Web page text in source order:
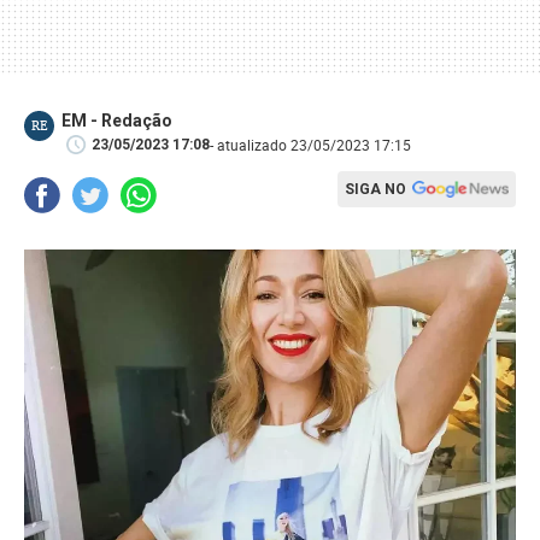
RE EM - Redação
23/05/2023 17:08- atualizado 23/05/2023 17:15
SIGA NO